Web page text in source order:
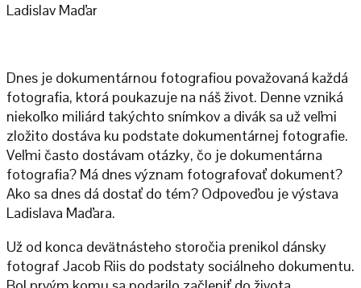
Ladislav Maďar
Dnes je dokumentárnou fotografiou považovaná každá
fotografia, ktorá poukazuje na náš život. Denne vzniká
niekoľko miliárd takýchto snímkov a divák sa už veľmi
zložito dostáva ku podstate dokumentárnej fotografie.
Veľmi často dostávam otázky, čo je dokumentárna
fotografia? Má dnes význam fotografovať dokument?
Ako sa dnes dá dostať do tém? Odpoveďou je výstava
Ladislava Maďara.
Už od konca devätnásteho storočia prenikol dánsky
fotograf Jacob Riis do podstaty sociálneho dokumentu.